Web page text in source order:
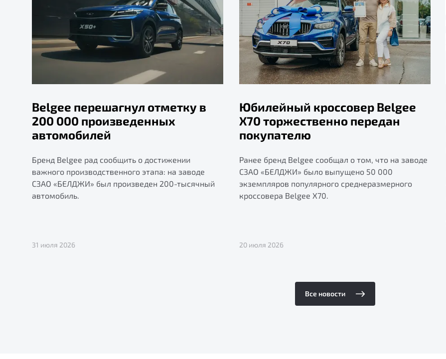
Belgee перешагнул отметку в
200 000 произведенных
автомобилей
Бренд Belgee рад сообщить о достижении
важного производственного этапа: на заводе
СЗАО «БЕЛДЖИ» был произведен 200-тысячный
автомобиль.
31 июля 2026
Юбилейный кроссовер Belgee
X70 торжественно передан
покупателю
Ранее бренд Belgee сообщал о том, что на заводе
СЗАО «БЕЛДЖИ» было выпущено 50 000
экземпляров популярного среднеразмерного
кроссовера Belgee X70.
20 июля 2026
Все новости